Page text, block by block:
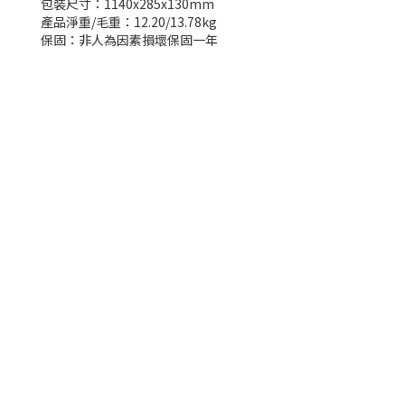
包裝尺寸：1140x285x130mm
產品淨重/毛重：12.20/13.78kg
保固：非人為因素損壞保固一年